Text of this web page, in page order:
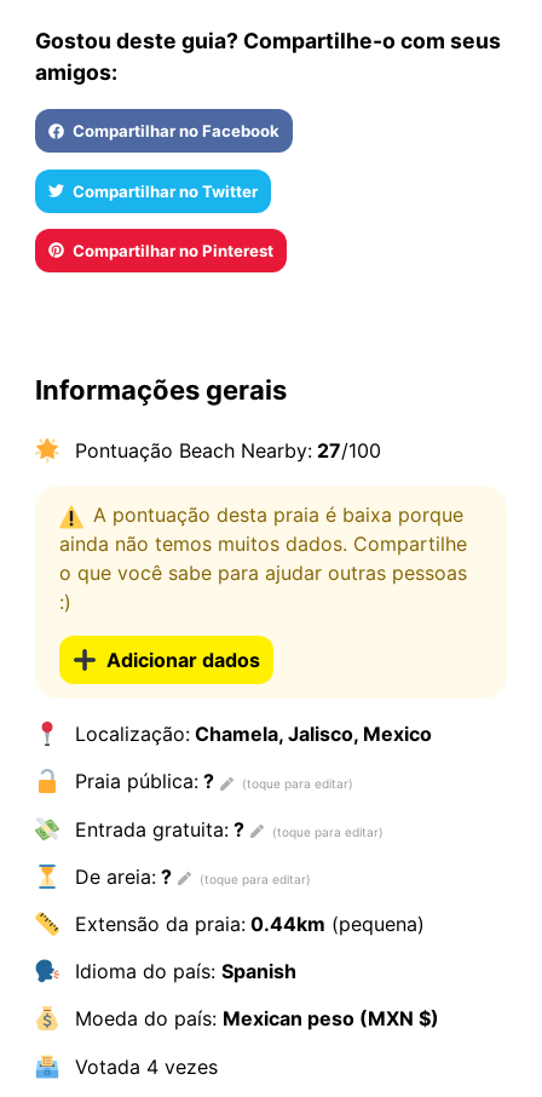
Gostou deste guia? Compartilhe-o com seus
amigos:
Compartilhar no Facebook
Compartilhar no Twitter
Compartilhar no Pinterest
Informações gerais
Pontuação Beach Nearby:27/100
A pontuação desta praia é baixa porque
ainda não temos muitos dados. Compartilhe
o que você sabe para ajudar outras pessoas
:)
Adicionar dados
Localização:Chamela, Jalisco, Mexico
Praia pública:?
Entrada gratuita:?
De areia:?
Extensão da praia:0.44km (pequena)
Idioma do país: Spanish
Moeda do país: Mexican peso (MXN $)
Votada 4 vezes